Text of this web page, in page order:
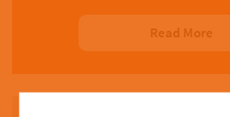
Read More